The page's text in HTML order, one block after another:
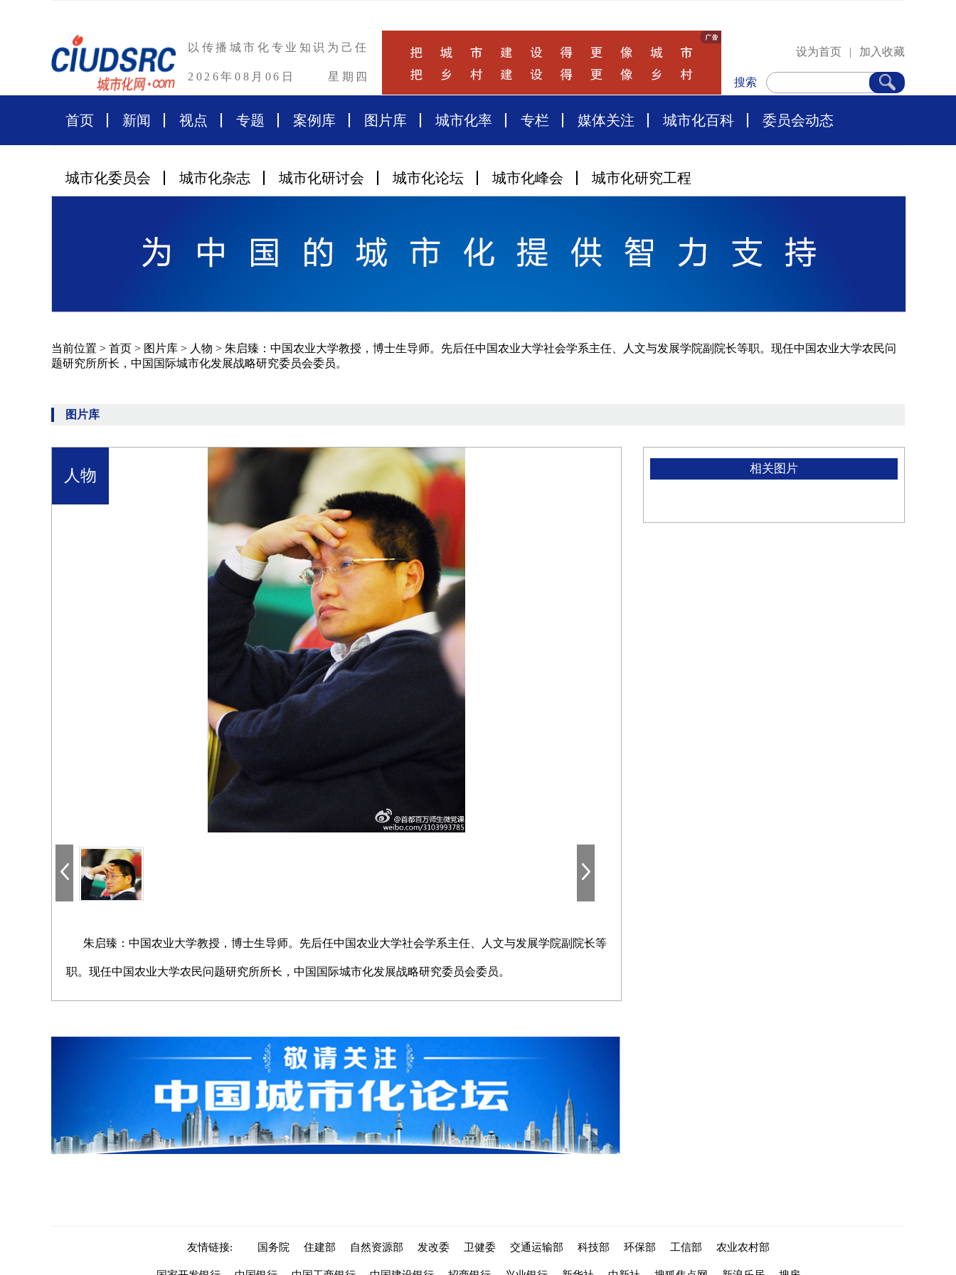
以传播城市化专业知识为己任
2026年08月06日 星期四
设为首页 | 加入收藏
搜索
首页 新闻 视点 专题 案例库 图片库 城市化率 专栏 媒体关注 城市化百科 委员会动态
城市化委员会 城市化杂志 城市化研讨会 城市化论坛 城市化峰会 城市化研究工程
当前位置 > 首页 > 图片库 > 人物 > 朱启臻：中国农业大学教授，博士生导师。先后任中国农业大学社会学系主任、人文与发展学院副院长等职。现任中国农业大学农民问
题研究所所长，中国国际城市化发展战略研究委员会委员。
图片库
人物
朱启臻：中国农业大学教授，博士生导师。先后任中国农业大学社会学系主任、人文与发展学院副院长等
职。现任中国农业大学农民问题研究所所长，中国国际城市化发展战略研究委员会委员。
相关图片
友情链接: 国务院 住建部 自然资源部 发改委 卫健委 交通运输部 科技部 环保部 工信部 农业农村部